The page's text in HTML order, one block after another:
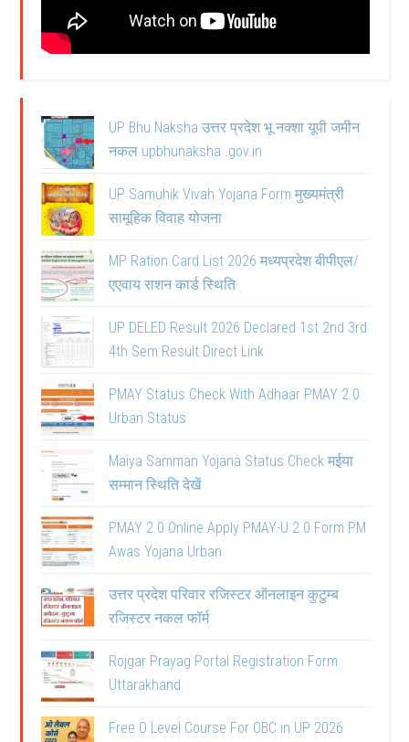
UP Bhu Naksha उत्तर प्रदेश भू नक्शा यूपी जमीन
नकल upbhunaksha .gov.in
UP Samuhik Vivah Yojana Form मुख्यमंत्री
सामूहिक विवाह योजना
MP Ration Card List 2026 मध्यप्रदेश बीपीएल/
एएवाय राशन कार्ड स्थिति
UP DELED Result 2026 Declared 1st 2nd 3rd
4th Sem Result Direct Link
PMAY Status Check With Adhaar PMAY 2.0
Urban Status
Maiya Samman Yojana Status Check मईया
सम्मान स्थिति देखें
PMAY 2.0 Online Apply PMAY-U 2.0 Form PM
Awas Yojana Urban
उत्तर प्रदेश परिवार रजिस्टर ऑनलाइन कुटुम्ब
रजिस्टर नकल फॉर्म
Rojgar Prayag Portal Registration Form
Uttarakhand
Free O Level Course For OBC in UP 2026